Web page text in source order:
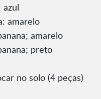
amarelo
amarelo
preto
no solo (4 peças)